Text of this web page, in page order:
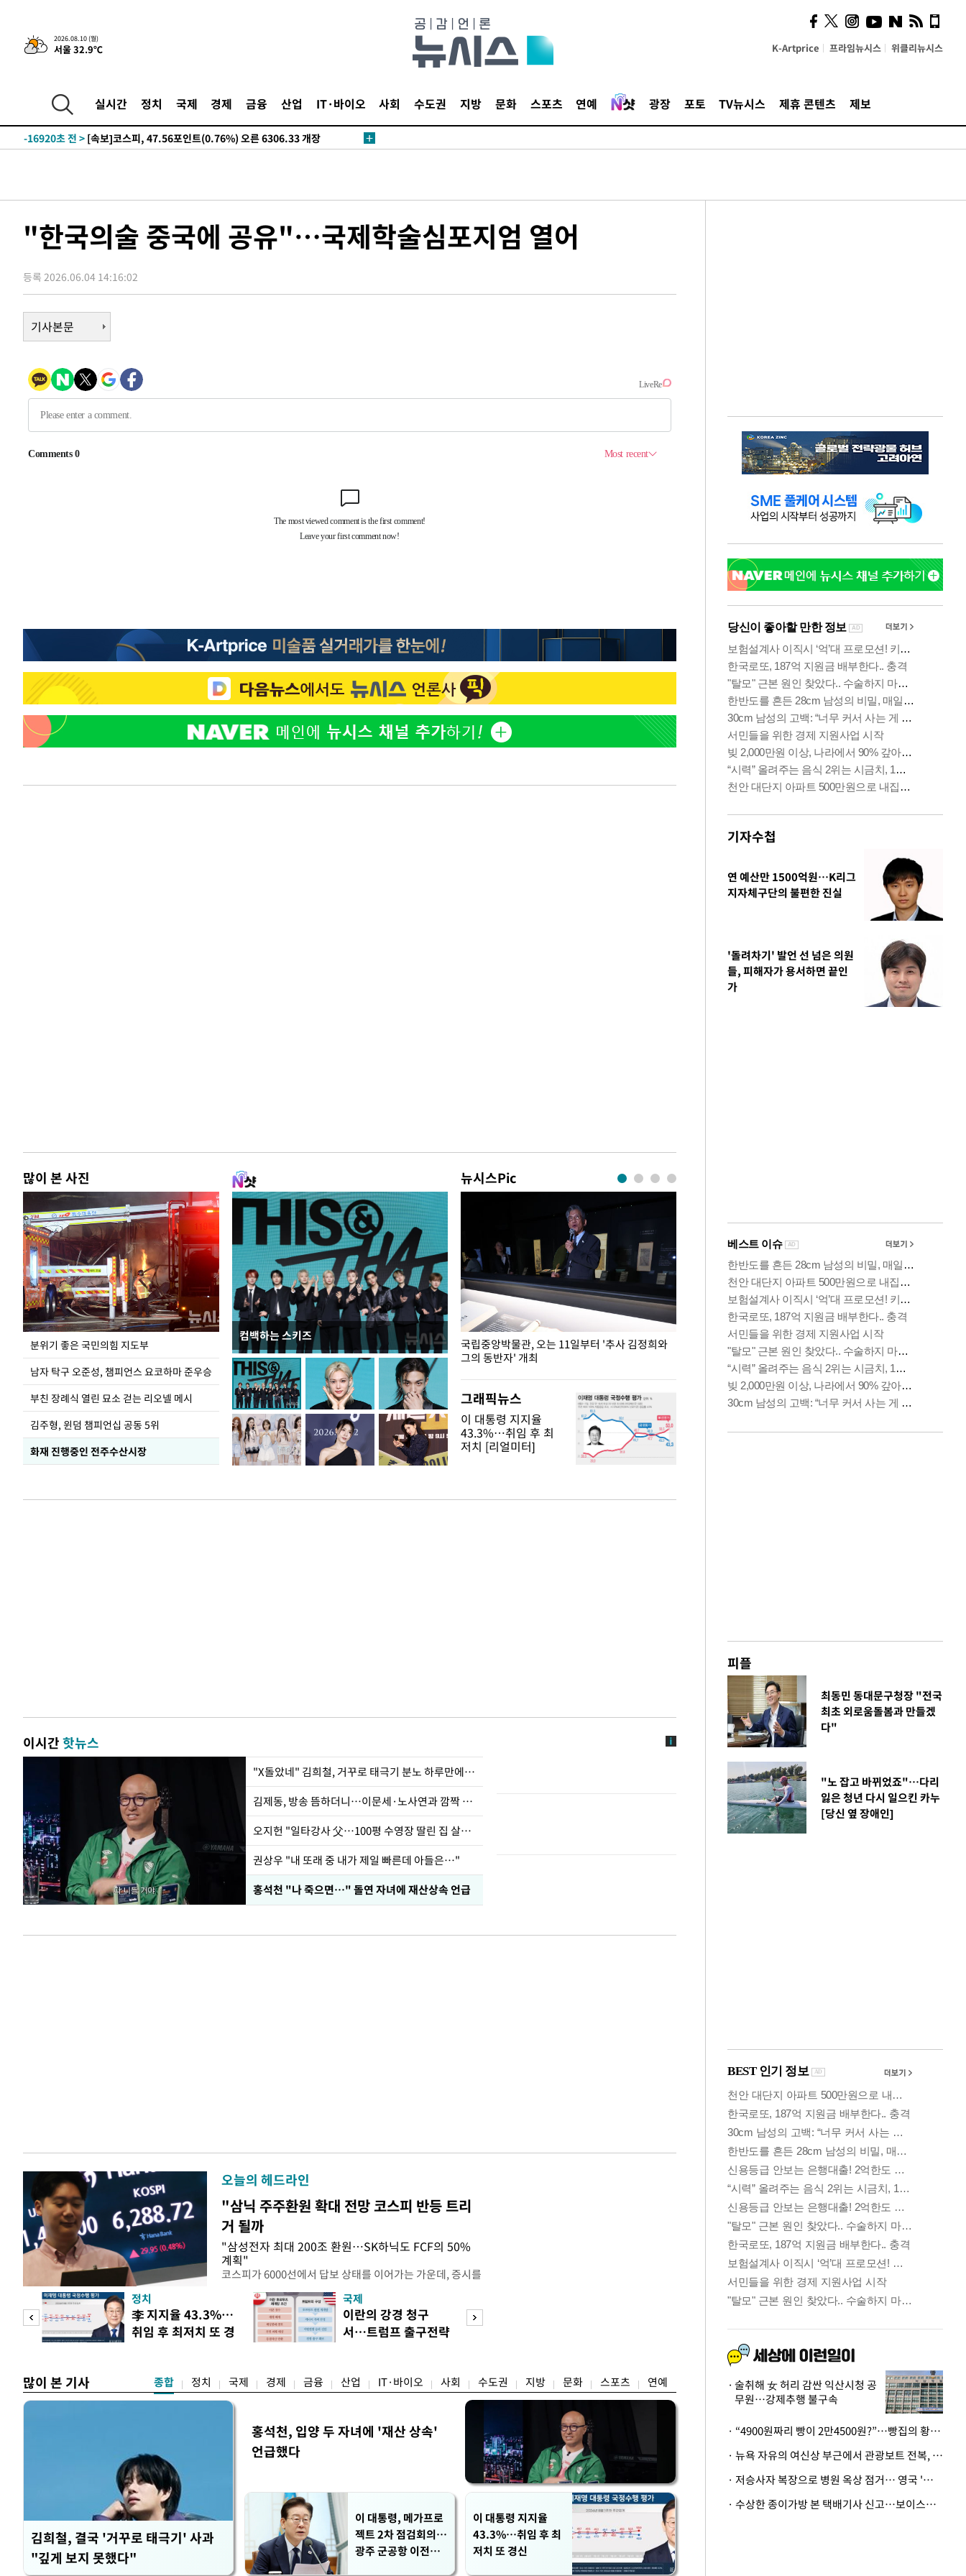
2026.08.10 (월)
서울 32.9℃ K-Artprice 프라임뉴시스 위클리뉴시스
실시간 정치 국제 경제 금융 산업 IT·바이오 사회 수도권 지방 문화 스포츠 연예 광장 포토 TV뉴시스 제휴 콘텐츠 제보
-21422초 전 >[속보]'전장연 시위' 1호선 용산역 상행선 무정차 통과 종료
-19900초 전 >[속보]코스닥 지수 5%대 급등에 '매수 사이드카' 발동
-16924초 전 >
[속보]코스닥, 8.85포인트(1.11%) 오른 807.66 개장
-16920초 전 >
-15356초 전 > [속보]지하철 1호선 상행선 용산역 무정차 통과…"집회·시위"
-10876초 전 >인천 앞바다 연락두절 모터보트 승선원 3명 전원 구조
-6201초 전 >트럼프, 이란 추가 요구에 "저강도 대응…이건 체스게임"
-19900초 전 >[속보]코스닥 지수 5%대 급등에 '매수 사이드카' 발동
-17186초 전 >[속보]원·달러 환율, 오전 9시 1410.3원
-16924초 전 >
-16920초 전 >[속보]코스피, 47.56포인트(0.76%) 오른 6306.33 개장
-13681초 전 >'낮 최고 34도' 전국 더위 지속…강원·경상권 오전 비
-12329초 전 >파키스탄 보안군, 대 테러작전으로 남서부의 무장세력 소탕전..15
명 살해
-10876초 전 > 인천 앞바다 연락두절 모터보트 승선원 3명 전원 구조
-6201초 전 >트럼프, 이란 추가 요구에 "저강도 대응…이건 체스게임"
"한국의술 중국에 공유"…국제학술심포지엄 열어
등록 2026.06.04 14:16:02
기사본문
많이 본 사진
분위기 좋은 국민의힘 지도부
남자 탁구 오준성, 챔피언스 요코하마 준우승
부친 장례식 열린 묘소 걷는 리오넬 메시
김주형, 윈덤 챔피언십 공동 5위
화재 진행중인 전주수산시장
컴백하는 스키즈
뉴시스Pic
김민석, 강원·TK도 승리하며 정청래에 누적
1.48%p 앞서…격차 벌리며 박빙 우세
국립중앙박물관, 오는 11일부터 '추사 김정희와
그의 동반자' 개최
사진으로 보는 지난 주말 상암 5만 관중
그래픽뉴스
이 대통령 지지율
43.3%…취임 후 최
저치 [리얼미터]
이시간핫뉴스
"X돌았네" 김희철, 거꾸로 태극기 분노 하루만에…
김제동, 방송 뜸하더니…이문세·노사연과 깜짝 근황
오지헌 "일타강사 父…100평 수영장 딸린 집 살았다"
권상우 "내 또래 중 내가 제일 빠른데 아들은…"
홍석천 "나 죽으면…" 돌연 자녀에 재산상속 언급
오늘의 헤드라인
"삼닉 주주환원 확대 전망 코스피 반등 트리
거 될까
"삼성전자 최대 200조 환원…SK하닉도 FCF의 50%
계획"
코스피가 6000선에서 답보 상태를 이어가는 가운데, 증시를
다시 부양시킬 핵심 동력으로 삼성전자와 SK하이닉스의 주
주환원 정책이 부각되는 모습이다. 역대급 실적을 계기로 양
사가 대규모 주주환원 카드를 꺼내면서 외인의 자금 유입과
밸류에이션 재평가를 이끌 수 있을지 시장의 관심이 주목되
정치
李 지지율 43.3%…
취임 후 최저치 또 경
국제
이란의 강경 청구
서…트럼프 출구전략
금융
銀 내리고…예금이
자 왜?
많이 본 기사 종합 정치 국제 경제 금융 산업 IT·바이오 사회 수도권 지방 문화 스포츠 연예
김희철, 결국 '거꾸로 태극기' 사과
"깊게 보지 못했다"
홍석천, 입양 두 자녀에 '재산 상속'
언급했다
이 대통령, 메가프로
젝트 2차 점검회의…
광주 군공항 이전·주
이 대통령 지지율
43.3%…취임 후 최
저치 또 경신
기자수첩
연 예산만 1500억원…K리그
지자체구단의 불편한 진실
'돌려차기' 발언 선 넘은 의원
들, 피해자가 용서하면 끝인
가
피플
최동민 동대문구청장 "전국
최초 외로움돌봄과 만들겠
다"
"노 잡고 바뀌었죠"…다리
잃은 청년 다시 일으킨 카누
[당신 옆 장애인]
술취해 女 허리 감싼 익산시청 공
무원…강제추행 불구속
· “4900원짜리 빵이 2만4500원?”…빵집의 황당한 계산법
· 뉴욕 자유의 여신상 부근에서 관광보트 전복, 엄마와 딸아기 사망
· 저승사자 복장으로 병원 옥상 점거… 영국 '흑사병 의사'의 기행
· 수상한 종이가방 본 택배기사 신고…보이스피싱 피해 3000만원 막아